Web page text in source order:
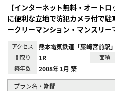
【インターネット無料・オート
に便利な立地で防犯カメラ付で
ークリーマンション・マンスリー
アクセス 熊本電気鉄道「藤崎宮前駅
間取り 1R 面積
築年数 2008年 1月 築
プラン名・期間